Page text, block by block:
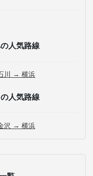
人気路線
川 → 横浜
人気路線
沢 → 横浜